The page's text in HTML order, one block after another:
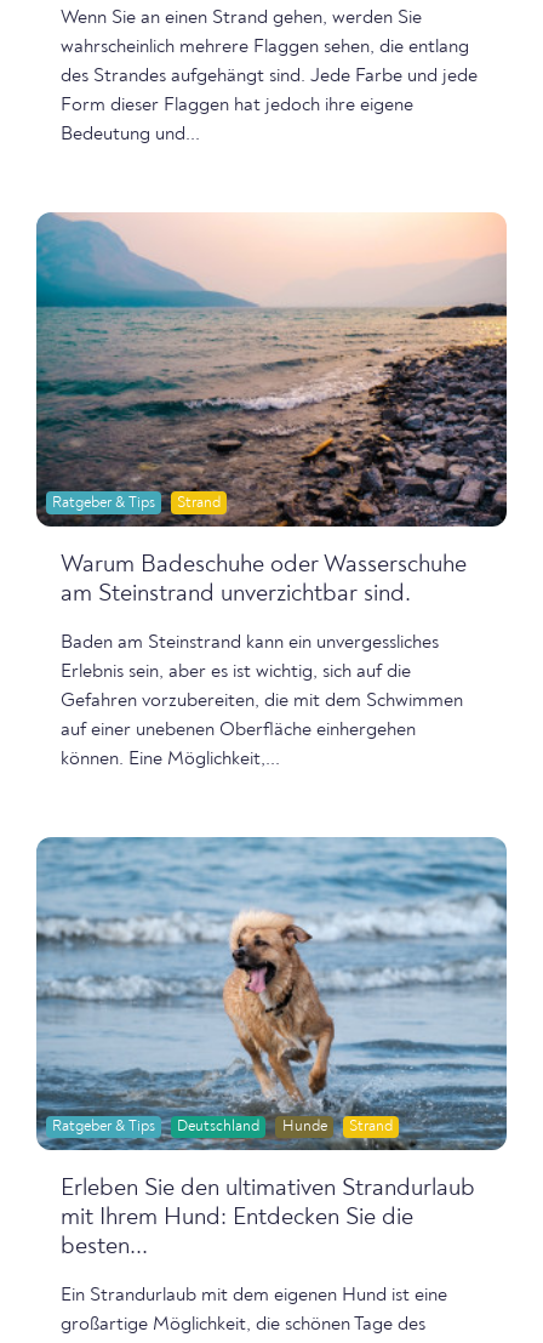
Wenn Sie an einen Strand gehen, werden Sie
wahrscheinlich mehrere Flaggen sehen, die entlang
des Strandes aufgehängt sind. Jede Farbe und jede
Form dieser Flaggen hat jedoch ihre eigene
Bedeutung und...
Ratgeber & Tips Strand
Warum Badeschuhe oder Wasserschuhe
am Steinstrand unverzichtbar sind.
Baden am Steinstrand kann ein unvergessliches
Erlebnis sein, aber es ist wichtig, sich auf die
Gefahren vorzubereiten, die mit dem Schwimmen
auf einer unebenen Oberfläche einhergehen
können. Eine Möglichkeit,...
Ratgeber & Tips Deutschland Hunde Strand
Erleben Sie den ultimativen Strandurlaub
mit Ihrem Hund: Entdecken Sie die
besten...
Ein Strandurlaub mit dem eigenen Hund ist eine
großartige Möglichkeit, die schönen Tage des